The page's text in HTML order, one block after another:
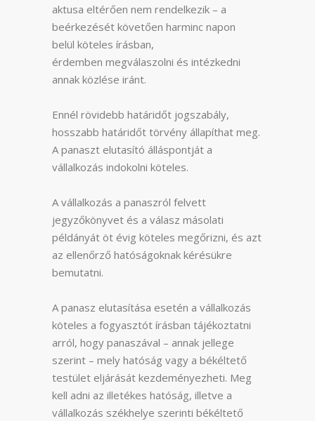
aktusa eltérően nem rendelkezik – a
beérkezését követően harminc napon
belül köteles írásban,
érdemben megválaszolni és intézkedni
annak közlése iránt.
Ennél rövidebb határidőt jogszabály,
hosszabb határidőt törvény állapíthat meg.
A panaszt elutasító álláspontját a
vállalkozás indokolni köteles.
A vállalkozás a panaszról felvett
jegyzőkönyvet és a válasz másolati
példányát öt évig köteles megőrizni, és azt
az ellenőrző hatóságoknak kérésükre
bemutatni.
A panasz elutasítása esetén a vállalkozás
köteles a fogyasztót írásban tájékoztatni
arról, hogy panaszával – annak jellege
szerint – mely hatóság vagy a békéltető
testület eljárását kezdeményezheti. Meg
kell adni az illetékes hatóság, illetve a
vállalkozás székhelye szerinti békéltető